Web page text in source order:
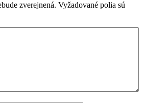
zverejnená. Vyžadované polia sú